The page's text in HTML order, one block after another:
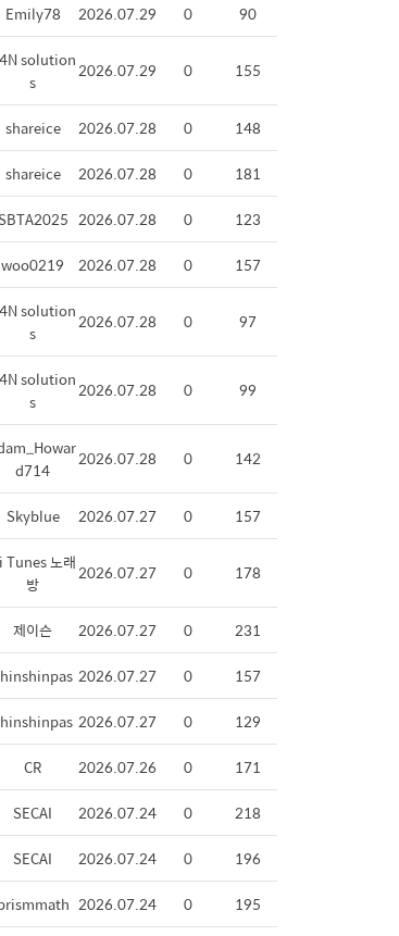
Emily78 2026.07.29 0 90
solution
s
2026.07.29 0 155
shareice 2026.07.28 0
148
shareice 2026.07.28 0
181
2026.07.28 0
123
woo0219 2026.07.28 0 157
solution
s
2026.07.28 0 97
solution
s
2026.07.28 0 99
d714
2026.07.28 0 142
Skyblue 2026.07.27 0 157
Tunes 노래
방
2026.07.27 0 178
제이슨 2026.07.27 0
231
2026.07.27 0
157
2026.07.27 0
129
CR 2026.07.26 0
171
SECAI 2026.07.24 0
218
SECAI 2026.07.24 0
196
2026.07.24 0
195